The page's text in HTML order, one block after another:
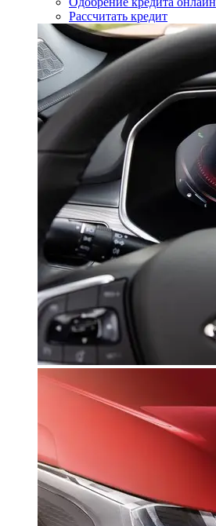
Рассчитать кредит